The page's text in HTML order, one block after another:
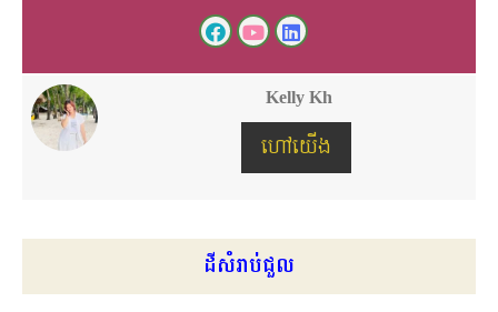
Kelly Kh
ហៅយើង
ដីសំរាប់ជួល